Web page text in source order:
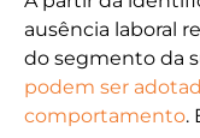
ausência laboral
do segmento da
podem ser
comportamento.